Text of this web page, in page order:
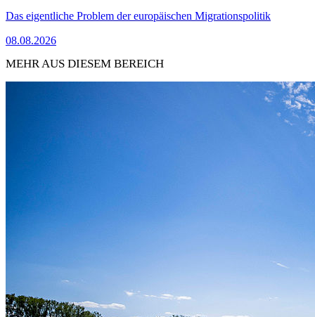
Das eigentliche Problem der europäischen Migrationspolitik
08.08.2026
MEHR AUS DIESEM BEREICH